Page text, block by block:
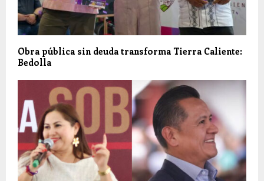
Obra pública sin deuda transforma Tierra Caliente:
Bedolla